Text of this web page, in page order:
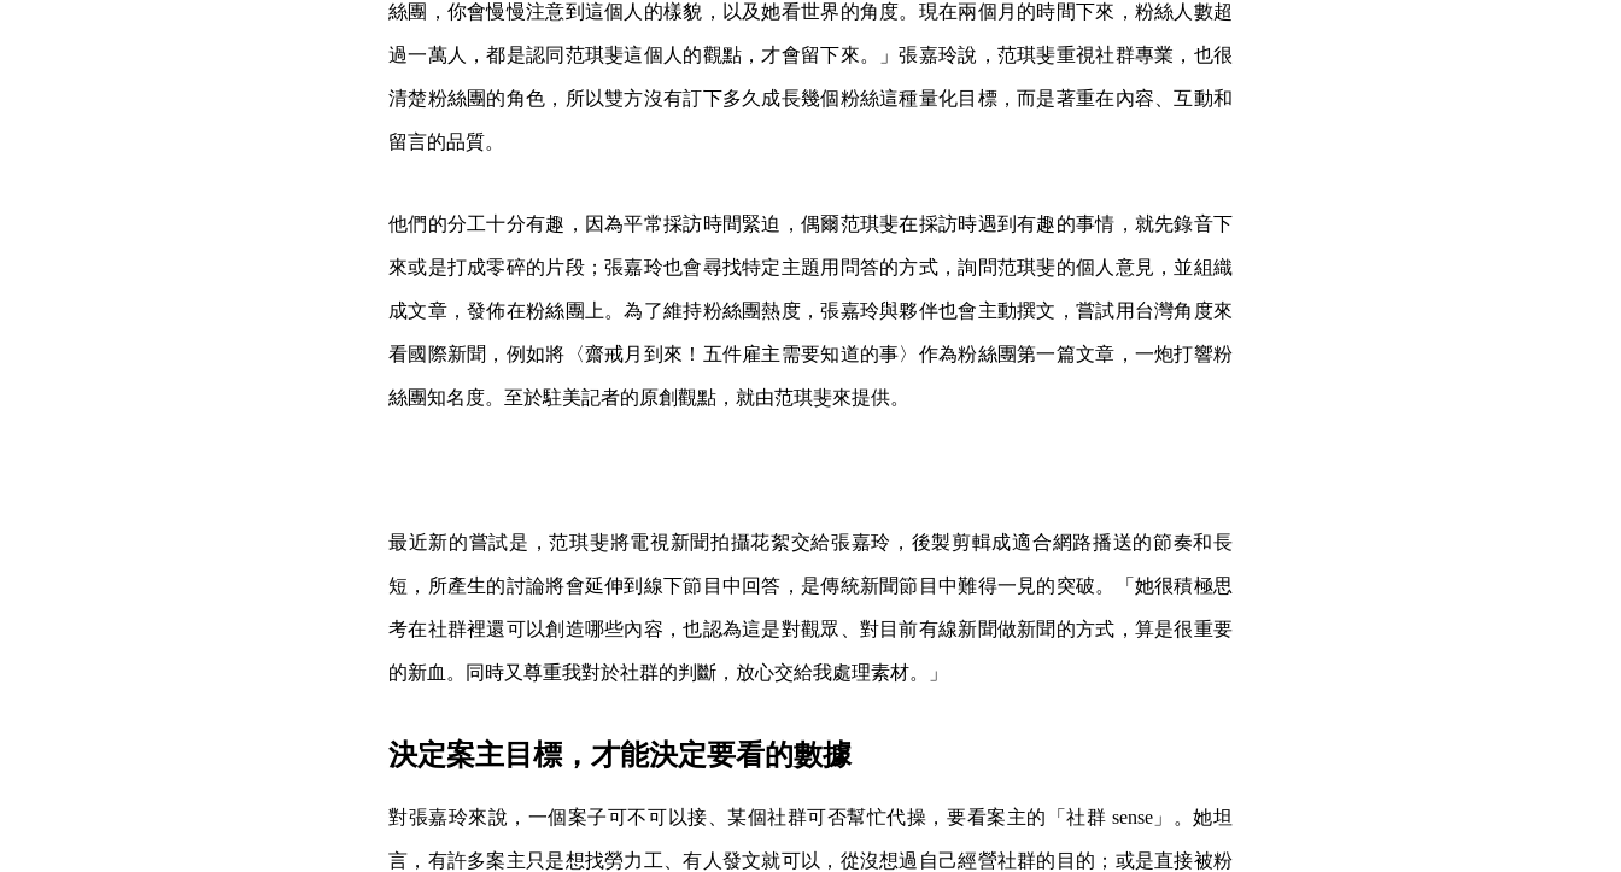
絲團，你會慢慢注意到這個人的樣貌，以及她看世界的角度。現在兩個月的時間下來，粉絲人數超
過一萬人，都是認同范琪斐這個人的觀點，才會留下來。」張嘉玲說，范琪斐重視社群專業，也很
清楚粉絲團的角色，所以雙方沒有訂下多久成長幾個粉絲這種量化目標，而是著重在內容、互動和
留言的品質。
他們的分工十分有趣，因為平常採訪時間緊迫，偶爾范琪斐在採訪時遇到有趣的事情，就先錄音下
來或是打成零碎的片段；張嘉玲也會尋找特定主題用問答的方式，詢問范琪斐的個人意見，並組織
成文章，發佈在粉絲團上。為了維持粉絲團熱度，張嘉玲與夥伴也會主動撰文，嘗試用台灣角度來
看國際新聞，例如將〈齋戒月到來！五件雇主需要知道的事〉作為粉絲團第一篇文章，一炮打響粉
絲團知名度。至於駐美記者的原創觀點，就由范琪斐來提供。
最近新的嘗試是，范琪斐將電視新聞拍攝花絮交給張嘉玲，後製剪輯成適合網路播送的節奏和長
短，所產生的討論將會延伸到線下節目中回答，是傳統新聞節目中難得一見的突破。「她很積極思
考在社群裡還可以創造哪些內容，也認為這是對觀眾、對目前有線新聞做新聞的方式，算是很重要
的新血。同時又尊重我對於社群的判斷，放心交給我處理素材。」
決定案主目標，才能決定要看的數據
對張嘉玲來說，一個案子可不可以接、某個社群可否幫忙代操，要看案主的「社群 sense」。她坦
言，有許多案主只是想找勞力工、有人發文就可以，從沒想過自己經營社群的目的；或是直接被粉